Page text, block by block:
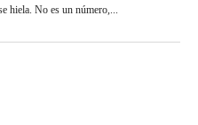
hiela. No es un número,...